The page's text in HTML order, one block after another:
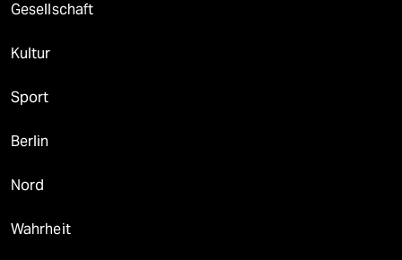
Gesellschaft
Kultur
Sport
Berlin
Nord
Wahrheit